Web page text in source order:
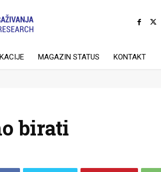
MAGAZIN STATUS KONTAKT
birati